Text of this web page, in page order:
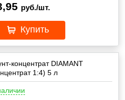
руб./шт.
Купить
концентрат DIAMANT
1:4) 5 л